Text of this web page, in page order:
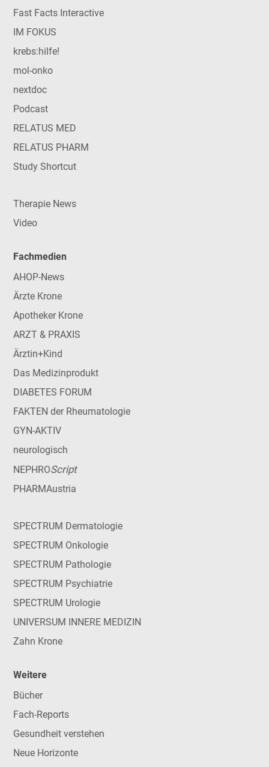
Fast Facts Interactive
IM FOKUS
krebs:hilfe!
mol-onko
nextdoc
Podcast
RELATUS MED
RELATUS PHARM
Study Shortcut
Therapie News
Video
Fachmedien
AHOP-News
Ärzte Krone
Apotheker Krone
ARZT & PRAXIS
Ärztin+Kind
Das Medizinprodukt
DIABETES FORUM
FAKTEN der Rheumatologie
GYN-AKTIV
neurologisch
NEPHROScript
PHARMAustria
SPECTRUM Dermatologie
SPECTRUM Onkologie
SPECTRUM Pathologie
SPECTRUM Psychiatrie
SPECTRUM Urologie
UNIVERSUM INNERE MEDIZIN
Zahn Krone
Weitere
Bücher
Fach-Reports
Gesundheit verstehen
Neue Horizonte